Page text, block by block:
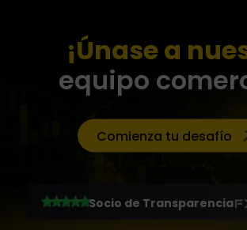
¡Únase a
equipo
Comienza tu desafío
Socio de Transparencia